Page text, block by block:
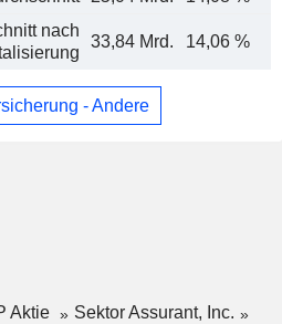
nach
33,84 Mrd. 14,06 %
- Andere
Aktie
Sektor Assurant, Inc.